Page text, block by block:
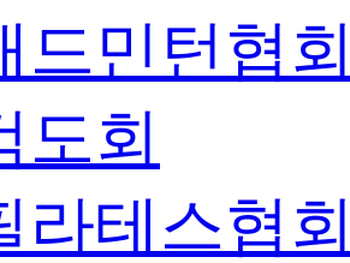
드민턴협
도회
라테스협